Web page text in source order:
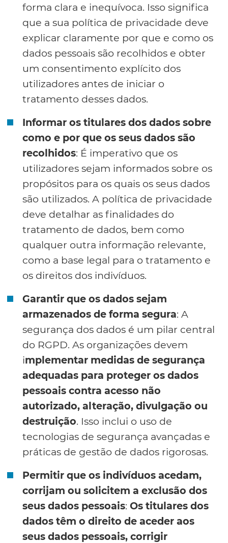
forma clara e inequívoca. Isso significa
que a sua política de privacidade deve
explicar claramente por que e como os
dados pessoais são recolhidos e obter
um consentimento explícito dos
utilizadores antes de iniciar o
tratamento desses dados.
Informar os titulares dos dados sobre
como e por que os seus dados são
recolhidos: É imperativo que os
utilizadores sejam informados sobre os
propósitos para os quais os seus dados
são utilizados. A política de privacidade
deve detalhar as finalidades do
tratamento de dados, bem como
qualquer outra informação relevante,
como a base legal para o tratamento e
os direitos dos indivíduos.
Garantir que os dados sejam
armazenados de forma segura: A
segurança dos dados é um pilar central
do RGPD. As organizações devem
implementar medidas de segurança
adequadas para proteger os dados
pessoais contra acesso não
autorizado, alteração, divulgação ou
destruição. Isso inclui o uso de
tecnologias de segurança avançadas e
práticas de gestão de dados rigorosas.
Permitir que os indivíduos acedam,
corrijam ou solicitem a exclusão dos
seus dados pessoais: Os titulares dos
dados têm o direito de aceder aos
seus dados pessoais, corrigir